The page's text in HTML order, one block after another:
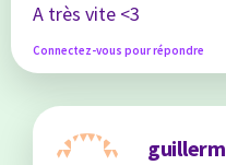
A très vite <3
Connectez-vous pour répondre
guillerm